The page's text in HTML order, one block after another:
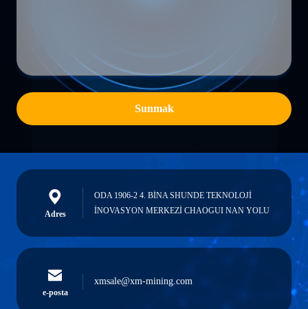
Sunmak
Adres
ODA 1906-2 4. BİNA SHUNDE TEKNOLOJİ
İNOVASYON MERKEZİ CHAOGUI NAN YOLU
e-posta
xmsale@xm-mining.com